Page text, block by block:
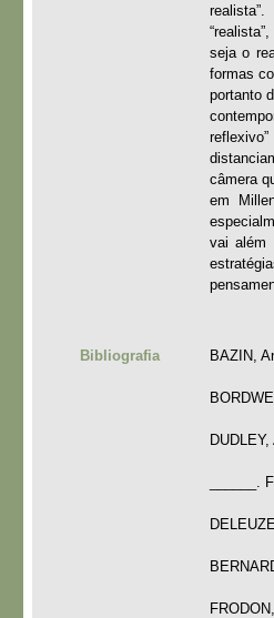
seja o
formas
portanto
câmera
em
vai além
Bibliografia BAZIN,
______.